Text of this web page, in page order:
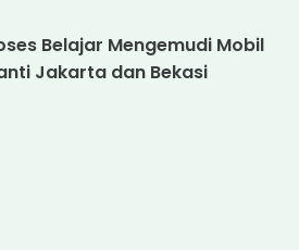
Belajar Mengemudi Mobil
Jakarta dan Bekasi